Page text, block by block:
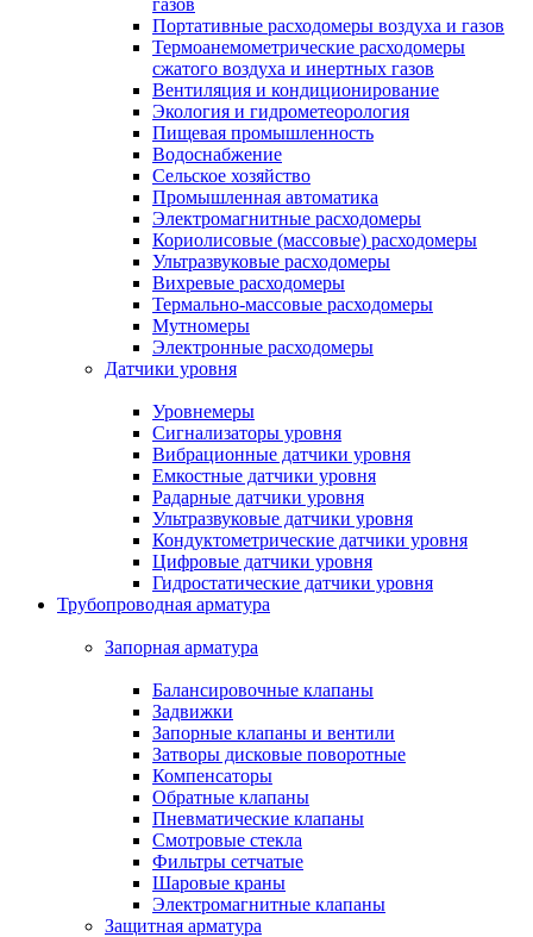
газов
Портативные расходомеры воздуха и газов
Термоанемометрические расходомеры
сжатого воздуха и инертных газов
Вентиляция и кондиционирование
Экология и гидрометеорология
Пищевая промышленность
Водоснабжение
Сельское хозяйство
Промышленная автоматика
Электромагнитные расходомеры
Кориолисовые (массовые) расходомеры
Ультразвуковые расходомеры
Вихревые расходомеры
Термально-массовые расходомеры
Мутномеры
Электронные расходомеры
Датчики уровня
Уровнемеры
Сигнализаторы уровня
Вибрационные датчики уровня
Емкостные датчики уровня
Радарные датчики уровня
Ультразвуковые датчики уровня
Кондуктометрические датчики уровня
Цифровые датчики уровня
Гидростатические датчики уровня
Трубопроводная арматура
Запорная арматура
Балансировочные клапаны
Задвижки
Запорные клапаны и вентили
Затворы дисковые поворотные
Компенсаторы
Обратные клапаны
Пневматические клапаны
Смотровые стекла
Фильтры сетчатые
Шаровые краны
Электромагнитные клапаны
Защитная арматура